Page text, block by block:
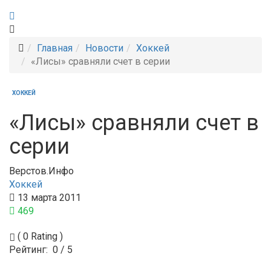
Главная Новости
Хоккей
«Лисы» сравняли счет в серии
ХОККЕЙ
«Лисы» сравняли счет в
серии
Верстов.Инфо
Хоккей
13 марта 2011
469
( 0 Rating )
Рейтинг: 0 / 5